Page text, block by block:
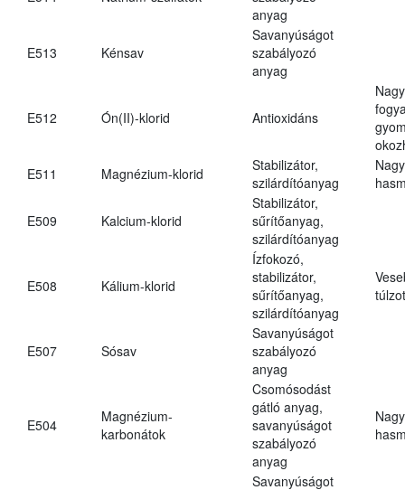
anyag
E513 Kénsav
Savanyúságot
szabályozó
anyag
E512 Ón(II)-klorid Antioxidáns
E511
Magnézium-klorid
Stabilizátor,
szilárdítóanyag
E509 Kalcium-klorid
Stabilizátor,
sűrítőanyag,
szilárdítóanyag
E508 Kálium-klorid
Ízfokozó,
stabilizátor,
sűrítőanyag,
szilárdítóanyag
E507 Sósav
Savanyúságot
szabályozó
anyag
E504
Magnézium-
karbonátok
Csomósodást
gátló anyag,
savanyúságot
szabályozó
anyag
Savanyúságot